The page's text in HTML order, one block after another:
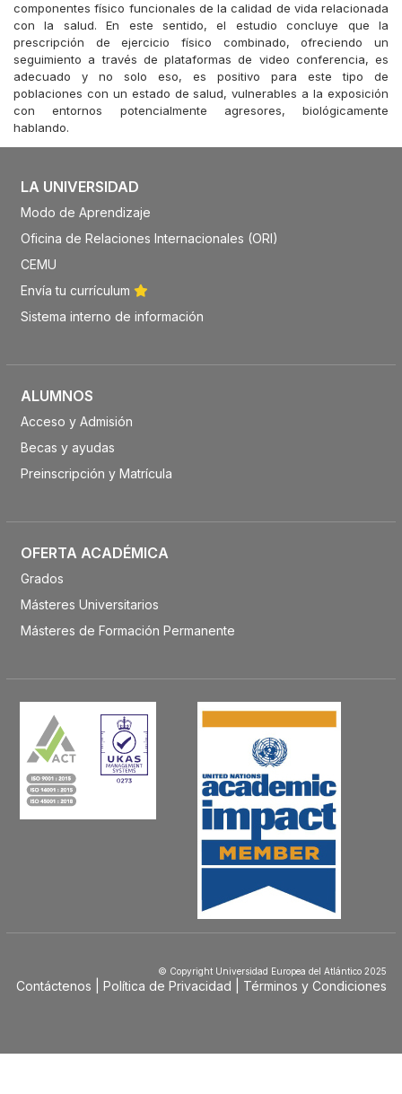
componentes físico funcionales de la calidad de vida relacionada
con la salud. En este sentido, el estudio concluye que la
prescripción de ejercicio físico combinado, ofreciendo un
seguimiento a través de plataformas de video conferencia, es
adecuado y no solo eso, es positivo para este tipo de
poblaciones con un estado de salud, vulnerables a la exposición
con entornos potencialmente agresores, biológicamente
hablando.
LA UNIVERSIDAD
Modo de Aprendizaje
Oficina de Relaciones Internacionales (ORI)
CEMU
Envía tu currículum
Sistema interno de información
ALUMNOS
Acceso y Admisión
Becas y ayudas
Preinscripción y Matrícula
OFERTA ACADÉMICA
Grados
Másteres Universitarios
Másteres de Formación Permanente
© Copyright Universidad Europea del Atlántico 2025
Contáctenos Política de Privacidad Términos y Condiciones